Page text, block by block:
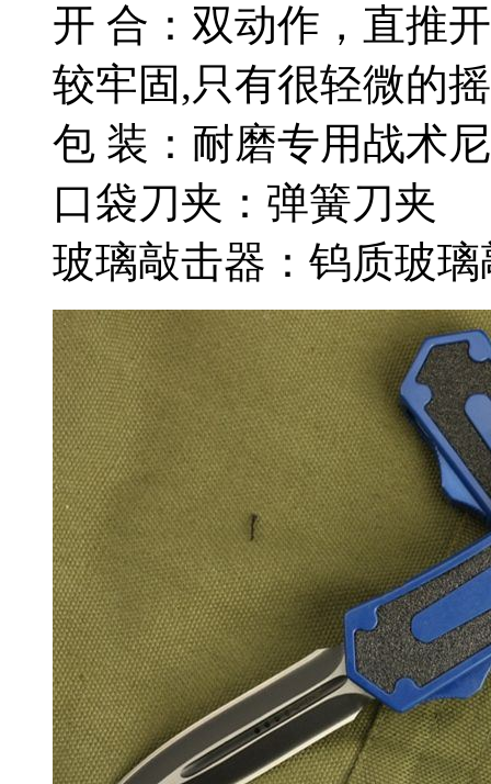
开 合：双动作，直推
较牢固,只有很轻微的
包 装：耐磨专用战术
口袋刀夹：弹簧刀夹
玻璃敲击器：钨质玻